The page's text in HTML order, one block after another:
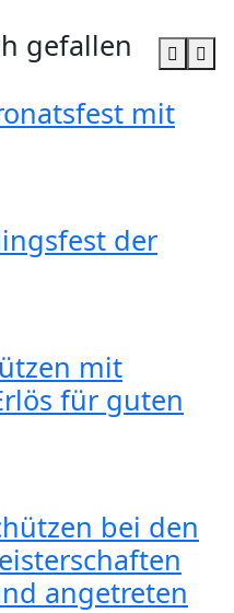
gefallen
mit
der
mit
für guten
bei den
angetreten